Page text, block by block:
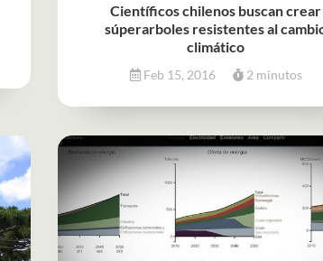
Científicos chilenos buscan crear
súperarboles resistentes al
climático
Feb 15, 2016 2 minutos